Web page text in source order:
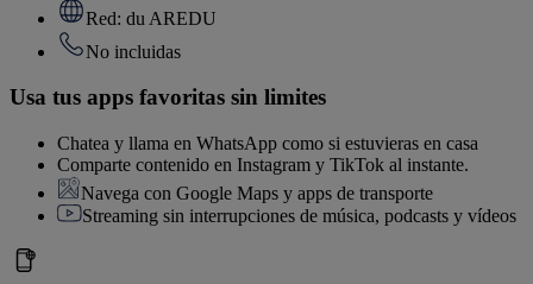
Red: du AREDU
No incluidas
Usa tus apps favoritas sin limites
Chatea y llama en WhatsApp como si estuvieras en casa
Comparte contenido en Instagram y TikTok al instante.
Navega con Google Maps y apps de transporte
Streaming sin interrupciones de música, podcasts y vídeos